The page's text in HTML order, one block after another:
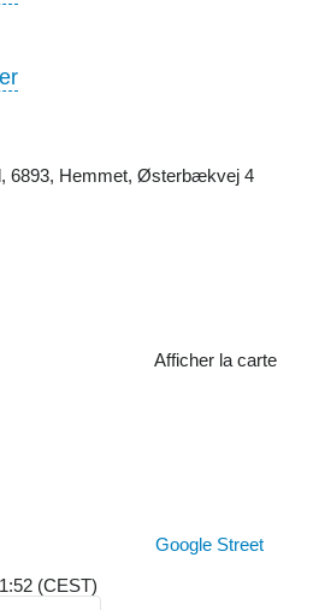
6893, Hemmet, Østerbækvej 4
Afficher la carte
Google Street
(CEST)